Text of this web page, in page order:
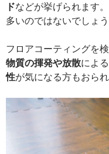
ドなどが挙げられます
多いのではないでしょう
フロアコーティングを
物質の揮発や放散によ
性が気になる方もおら